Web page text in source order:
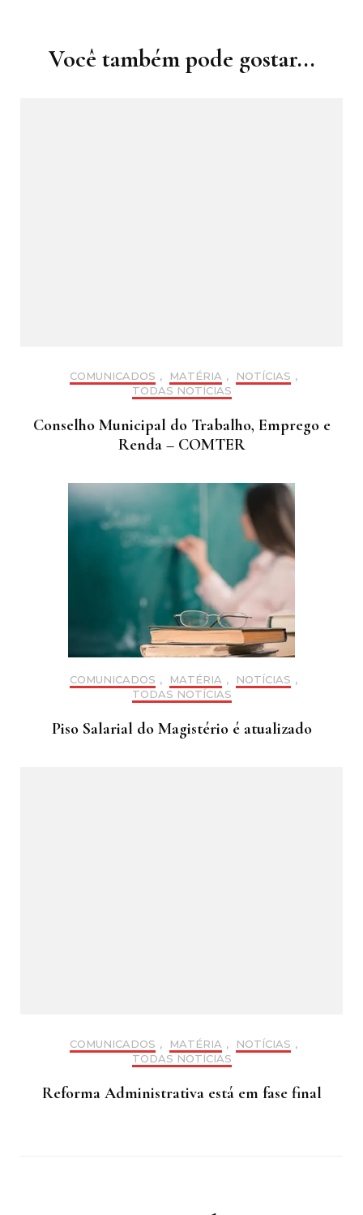
postVocê também pode gostar...
COMUNICADOS , MATÉRIA , NOTÍCIAS ,
TODAS NOTÍCIAS
Conselho Municipal do Trabalho, Emprego e
Renda – COMTER
COMUNICADOS , MATÉRIA , NOTÍCIAS ,
TODAS NOTÍCIAS
Piso Salarial do Magistério é atualizado
COMUNICADOS , MATÉRIA , NOTÍCIAS ,
TODAS NOTÍCIAS
Reforma Administrativa está em fase final